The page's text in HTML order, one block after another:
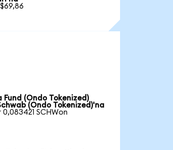
Fund (Ondo Tokenized)
(Ondo Tokenized)'na
0,083421 SCHWon